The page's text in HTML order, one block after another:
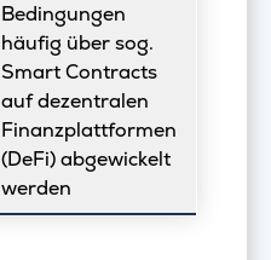
Bedingungen
häufig über sog.
Smart Contracts
auf dezentralen
Finanzplattformen
(DeFi) abgewickelt
werden